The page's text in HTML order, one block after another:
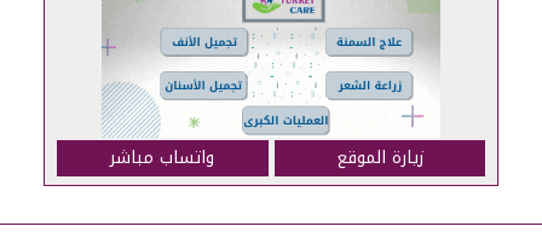
زيارة الموقع واتساب مباشر